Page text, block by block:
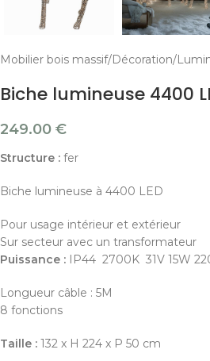
Mobilier bois massif Décoration
Biche lumineuse 4400
249.00 €
Structure : fer
Biche lumineuse à 4400 LED
Pour usage intérieur et extérieur
Sur secteur avec un transformateur
Puissance : IP44 2700K 31V 15W
Longueur câble : 5M
8 fonctions
Taille : 132 x H 224 x P 50 cm